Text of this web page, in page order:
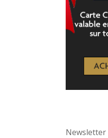
Newsletter